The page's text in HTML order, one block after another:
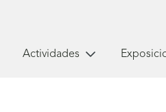
Actividades